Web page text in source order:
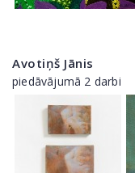
Avotiņš Jānis
piedāvājumā 2 darbi